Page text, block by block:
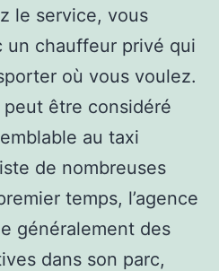
le service, vous
un chauffeur privé qui
où vous voulez.
être considéré
au taxi
de nombreuses
temps, l’agence
généralement des
dans son parc,